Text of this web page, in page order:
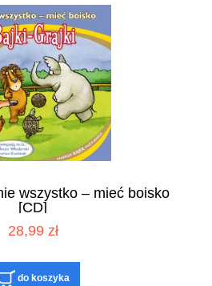
wszystko – mieć boisko
[CD]
28,99 zł
do koszyka